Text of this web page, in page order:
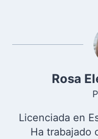
Rosa
Licenciada en
Ha trabajado